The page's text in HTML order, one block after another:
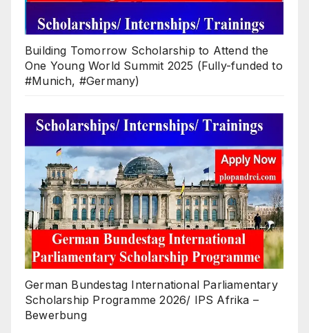
Building Tomorrow Scholarship to Attend the
One Young World Summit 2025 (Fully-funded to
#Munich, #Germany)
German Bundestag International Parliamentary
Scholarship Programme 2026/ IPS Afrika –
Bewerbung